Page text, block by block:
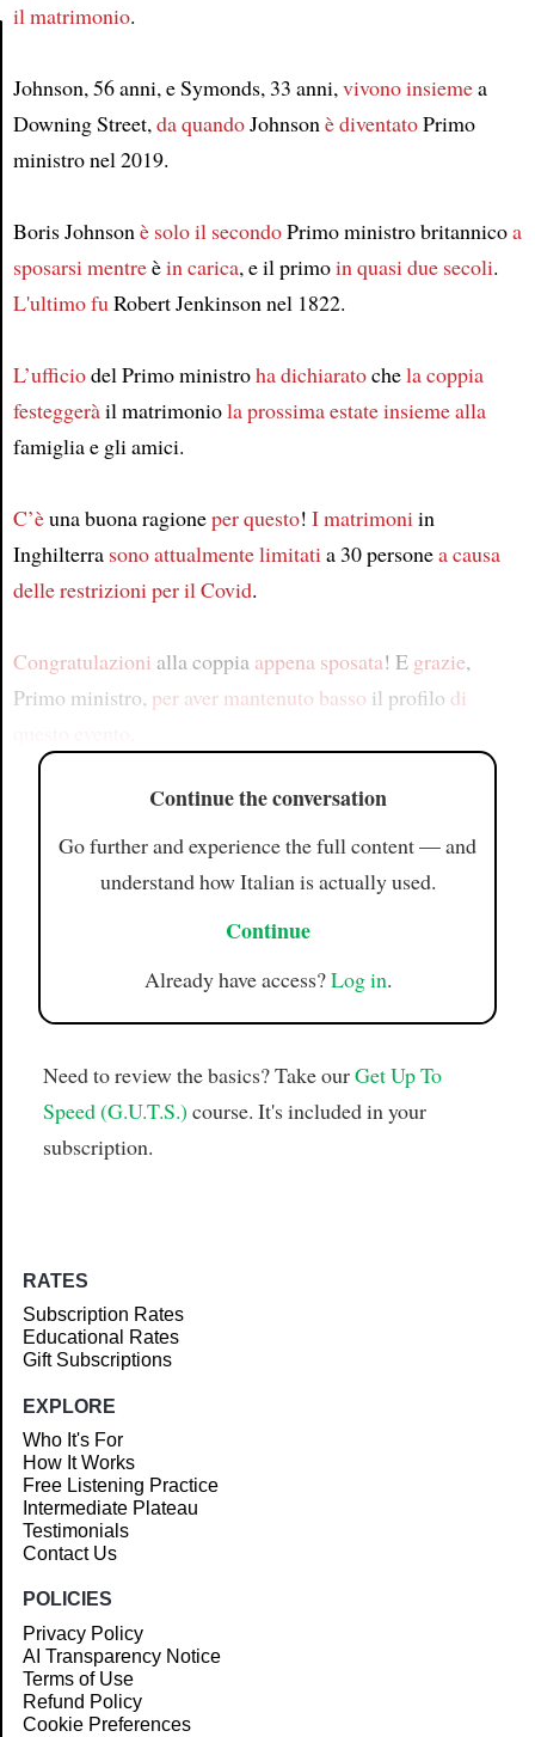
Article
il matrimonio.
Johnson, 56 anni, e Symonds, 33 anni,vivono insiemea
Downing Street,da quandoJohnsonè diventatoPrimo
ministro nel 2019.
Boris Johnsonè soloil secondoPrimo ministro britannicoa
sposarsimentreèin carica, e il primoin quasi due secoli.
L'ultimofuRobert Jenkinson nel 1822.
L’ufficiodel Primo ministroha dichiaratochela coppia
festeggeràil matrimoniola prossima estateinsieme alla
famiglia e gli amici.
C’èuna buona ragioneper questo! I matrimoniin
Inghilterra sono attualmente limitatia 30 personea causa
delle restrizioni per il Covid.
Congratulazioni alla coppia appena sposata! E grazie,
Primo ministro, per aver mantenuto basso il profilo di
Continue the conversation
Go further and experience the full content — and
understand how Italian is actually used.
Continue
Already have access?Log in.
Need to review the basics? Take ourGet Up To
Speed (G.U.T.S.) course. It's included in your
subscription.
RATES
Subscription Rates
Educational Rates
Gift Subscriptions
EXPLORE
Who It's For
How It Works
Free Listening Practice
Intermediate Plateau
Testimonials
Contact Us
POLICIES
Privacy Policy
AI Transparency Notice
Terms of Use
Refund Policy
Cookie Preferences